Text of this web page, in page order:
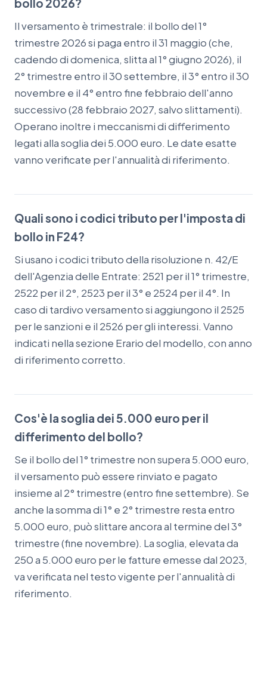
bollo 2026?
Il versamento è trimestrale: il bollo del 1°
trimestre 2026 si paga entro il 31 maggio (che,
cadendo di domenica, slitta al 1° giugno 2026), il
2° trimestre entro il 30 settembre, il 3° entro il 30
novembre e il 4° entro fine febbraio dell'anno
successivo (28 febbraio 2027, salvo slittamenti).
Operano inoltre i meccanismi di differimento
legati alla soglia dei 5.000 euro. Le date esatte
vanno verificate per l'annualità di riferimento.
Quali sono i codici tributo per l'imposta di
bollo in F24?
Si usano i codici tributo della risoluzione n. 42/E
dell'Agenzia delle Entrate: 2521 per il 1° trimestre,
2522 per il 2°, 2523 per il 3° e 2524 per il 4°. In
caso di tardivo versamento si aggiungono il 2525
per le sanzioni e il 2526 per gli interessi. Vanno
indicati nella sezione Erario del modello, con anno
di riferimento corretto.
Cos'è la soglia dei 5.000 euro per il
differimento del bollo?
Se il bollo del 1° trimestre non supera 5.000 euro,
il versamento può essere rinviato e pagato
insieme al 2° trimestre (entro fine settembre). Se
anche la somma di 1° e 2° trimestre resta entro
5.000 euro, può slittare ancora al termine del 3°
trimestre (fine novembre). La soglia, elevata da
250 a 5.000 euro per le fatture emesse dal 2023,
va verificata nel testo vigente per l'annualità di
riferimento.